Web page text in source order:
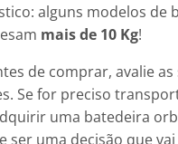
alguns modelos de
mais de 10 Kg!
de comprar, avalie as
Se for preciso
uma batedeira
ser uma decisão que